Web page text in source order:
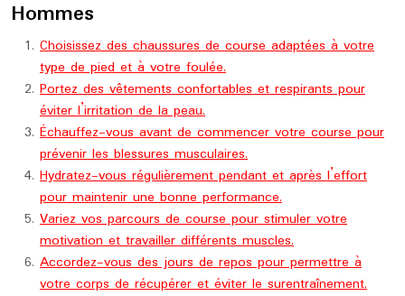
Hommes
Choisissez des chaussures de course adaptées à votre
type de pied et à votre foulée.
Portez des vêtements confortables et respirants pour
éviter l’irritation de la peau.
Échauffez-vous avant de commencer votre course pour
prévenir les blessures musculaires.
Hydratez-vous régulièrement pendant et après l’effort
pour maintenir une bonne performance.
Variez vos parcours de course pour stimuler votre
motivation et travailler différents muscles.
Accordez-vous des jours de repos pour permettre à
votre corps de récupérer et éviter le surentraînement.